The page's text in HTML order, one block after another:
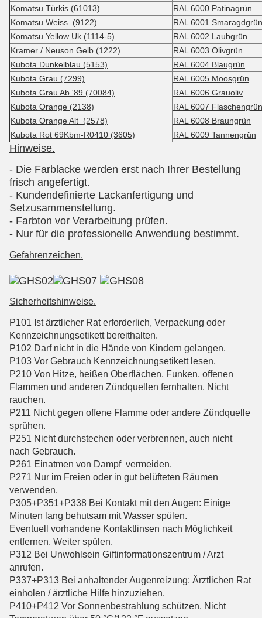
Komatsu Türkis (61013)
RAL 6000 Patinagrün
Komatsu Weiss (9122)
RAL 6001 Smaragdgrün
Komatsu Yellow Uk (1114-5)
RAL 6002 Laubgrün
Kramer / Neuson Gelb (1222)
RAL 6003 Olivgrün
Kubota Dunkelblau (5153)
RAL 6004 Blaugrün
Kubota Grau (7299)
RAL 6005 Moosgrün
Kubota Grau Ab '89 (70084)
RAL 6006 Grauoliv
Kubota Orange (2138)
RAL 6007 Flaschengrün
Kubota Orange Alt (2578)
RAL 6008 Braungrün
Kubota Rot 69Kbm-R0410 (3605)
RAL 6009 Tannengrün
Hinweise.
- Die Farblacke werden erst nach Ihrer Bestellung
frisch angefertigt.
- Kundendefinierte Lackanfertigung und
Setzusammenstellung.
- Farbton vor Verarbeitung prüfen.
- Nur für die professionelle Anwendung bestimmt.
Gefahrenzeichen.
Sicherheitshinweise.
P101 Ist ärztlicher Rat erforderlich, Verpackung oder
Kennzeichnungsetikett bereithalten.
P102 Darf nicht in die Hände von Kindern gelangen.
P103 Vor Gebrauch Kennzeichnungsetikett lesen.
P210 Von Hitze, heißen Oberflächen, Funken, offenen
Flammen und anderen Zündquellen fernhalten. Nicht
rauchen.
P211 Nicht gegen offene Flamme oder andere Zündquelle
sprühen.
P251 Nicht durchstechen oder verbrennen, auch nicht
nach Gebrauch.
P261 Einatmen von Dampf vermeiden.
P271 Nur im Freien oder in gut belüfteten Räumen
verwenden.
P305+P351+P338 Bei Kontakt mit den Augen: Einige
Minuten lang behutsam mit Wasser spülen.
Eventuell vorhandene Kontaktlinsen nach Möglichkeit
entfernen. Weiter spülen.
P312 Bei Unwohlsein Giftinformationszentrum / Arzt
anrufen.
P337+P313 Bei anhaltender Augenreizung: Ärztlichen Rat
einholen / ärztliche Hilfe hinzuziehen.
P410+P412 Vor Sonnenbestrahlung schützen. Nicht